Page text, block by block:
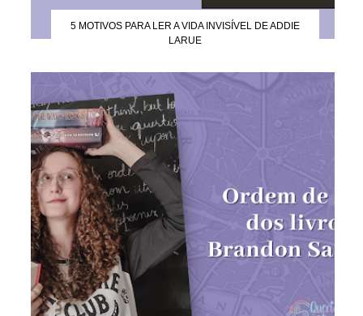
5 MOTIVOS PARA LER A VIDA INVISÍVEL DE ADDIE
LARUE